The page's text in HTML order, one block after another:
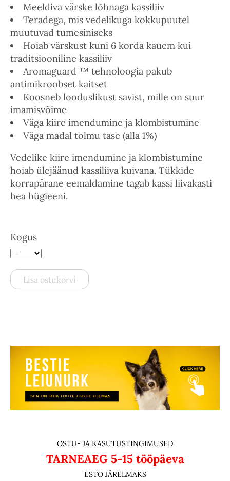
Meeldiva värske lõhnaga kassiliiv
Teradega, mis vedelikuga kokkupuutel
muutuvad tumesiniseks
Hoiab värskust kuni 6 korda kauem kui
traditsiooniline kassiliiv
Aromaguard ™ tehnoloogia pakub
antimikroobset kaitset
Koosneb looduslikust savist, mille on suur
imamisvõime
Väga kiire imendumine ja klombistumine
Väga madal tolmu tase (alla 1%)
Vedelike kiire imendumine ja klombistumine
hoiab ülejäänud kassiliiva kuivana. Tükkide
korrapärane eemaldamine tagab kassi liivakasti
hea hügieeni.
Kogus
Lisa ostukorvi
OSTU- JA KASUTUSTINGIMUSED
TARNEAEG 5-15 tööpäeva
ESTO JÄRELMAKS